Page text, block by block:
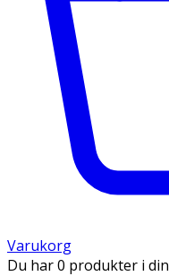
Varukorg
Du har 0 produkter i